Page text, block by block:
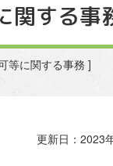
関する事
等に関する事務 ]
更新日：2023